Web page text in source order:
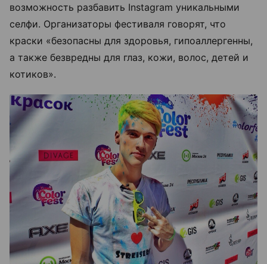
возможность разбавить Instagram уникальными
селфи. Организаторы фестиваля говорят, что
краски «безопасны для здоровья, гипоаллергенны,
а также безвредны для глаз, кожи, волос, детей и
котиков».